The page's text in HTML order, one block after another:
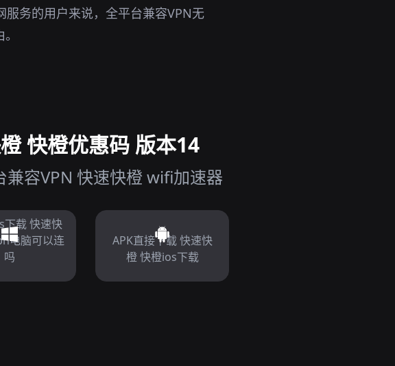
务的用户来说，全平台兼容VPN无
快橙优惠码 版本14
容VPN 快速快橙 wifi加速器
载 快速快
电脑可以连
吗
APK直接下载 快速快
橙 快橙ios下载